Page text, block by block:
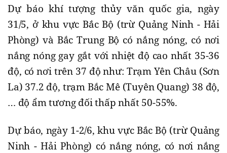
Dự báo khí tượng thủy văn quốc gia, ngày
31/5, ở khu vực Bắc Bộ (trừ Quảng Ninh - Hải
Phòng) và Bắc Trung Bộ có nắng nóng, có nơi
nắng nóng gay gắt với nhiệt độ cao nhất 35-36
độ, có nơi trên 37 độ như: Trạm Yên Châu (Sơn
La) 37.2 độ, trạm Bắc Mê (Tuyên Quang) 38 độ,
… độ ẩm tương đối thấp nhất 50-55%.
Dự báo, ngày 1-2/6, khu vực Bắc Bộ (trừ Quảng
Ninh - Hải Phòng) có nắng nóng, có nơi nắng